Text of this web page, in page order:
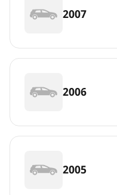
2007
2006
2005